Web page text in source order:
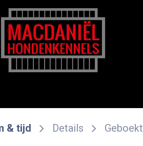
& tijd Details Geboekt